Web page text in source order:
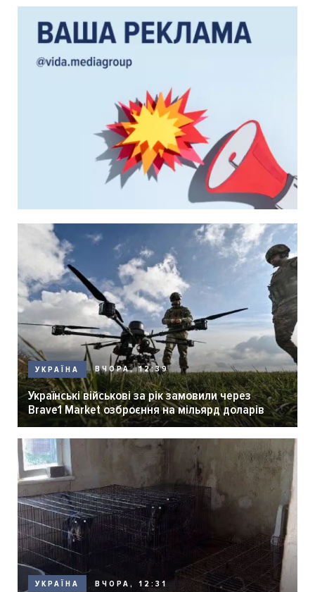
УКРАЇНА ВЧОРА, 12:39
Українські військові за рік замовили через
Brave1 Market озброєння на мільярд доларів
УКРАЇНА ВЧОРА, 12:31